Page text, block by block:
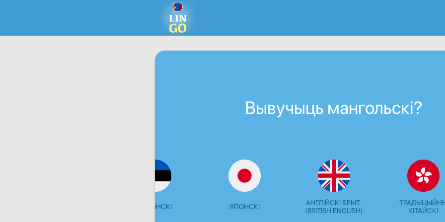
Вывучыць мангольскі?
ЭСТОНСКІ ЯПОНСКІ
АНГЛІЙСКІ БРЫТ.
(BRITISH ENGLISH)
КІТАЙСКІ